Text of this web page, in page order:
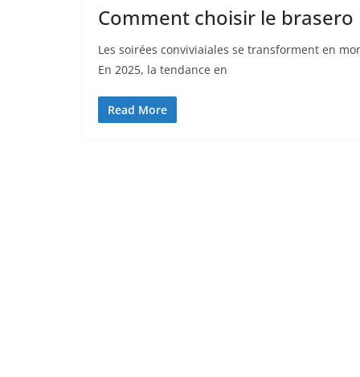
Comment choisir le
Les soirées conviviaiales se transforment en
En 2025, la tendance en
Read More